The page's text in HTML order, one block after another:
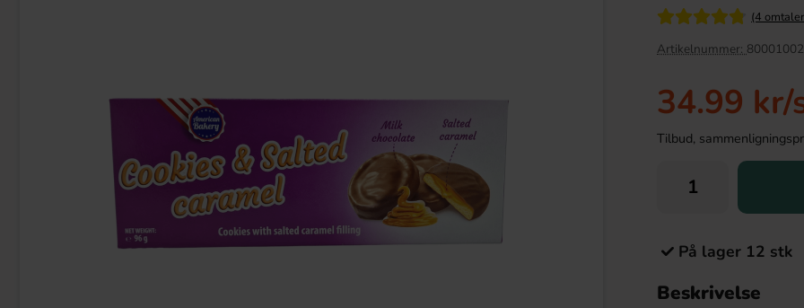
Top Zone Mango 275ml Red Bull Green Drakfrukt 25cl
(4
Artikelnummer:
34.99 kr/
Tilbud,
På lager 12 stk
Beskrivelse